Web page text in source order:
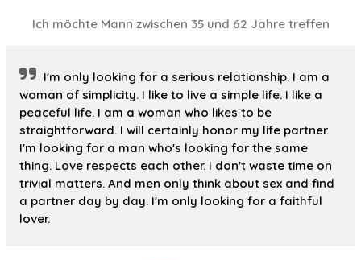
Ich möchte Mann zwischen 35 und 62 Jahre treffen
I'm only looking for a serious relationship. I am a
woman of simplicity. I like to live a simple life. I like a
peaceful life. I am a woman who likes to be
straightforward. I will certainly honor my life partner.
I'm looking for a man who's looking for the same
thing. Love respects each other. I don't waste time on
trivial matters. And men only think about sex and find
a partner day by day. I'm only looking for a faithful
lover.